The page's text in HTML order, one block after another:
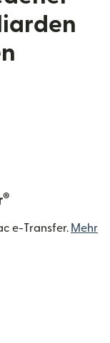
®
e-Transfer. Mehr